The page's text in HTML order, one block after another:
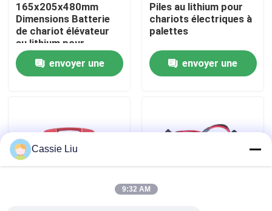
Contrôle de qualité
Demandez une citation
Lithium électrique Ion Battery de chariot élévateur
Batterie de chariot élévateur au lithium-ion de 48 volts
165x205x480mm
Dimensions Batterie
de chariot élévateur
au lithium pour
applications lourdes
envoyer une
Piles au lithium pour
chariots électriques à
palettes
envoyer une
Cassie Liu
9:32 AM